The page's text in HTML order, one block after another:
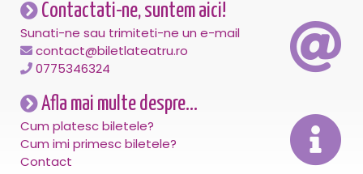
Contactati-ne, suntem aici!
Sunati-ne sau trimiteti-ne un e-mail
contact@biletlateatru.ro
0775346324
Afla mai multe despre...
Cum platesc biletele?
Cum imi primesc biletele?
Contact